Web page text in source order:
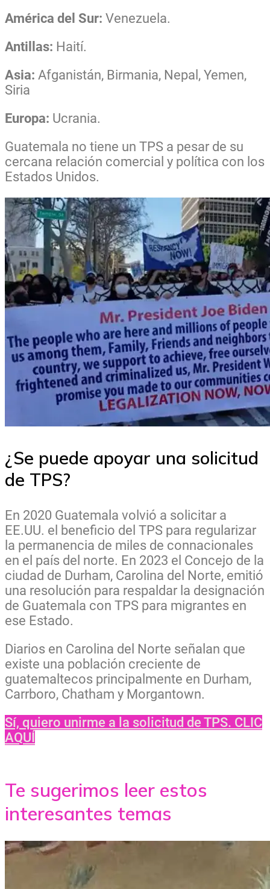
América del Sur: Venezuela.
Antillas: Haití.
Asia: Afganistán, Birmania, Nepal, Yemen,
Siria
Europa: Ucrania.
Guatemala no tiene un TPS a pesar de su
cercana relación comercial y política con los
Estados Unidos.
¿Se puede apoyar una solicitud
de TPS?
En 2020 Guatemala volvió a solicitar a
EE.UU. el beneficio del TPS para regularizar
la permanencia de miles de connacionales
en el país del norte. En 2023 el Concejo de la
ciudad de Durham, Carolina del Norte, emitió
una resolución para respaldar la designación
de Guatemala con TPS para migrantes en
ese Estado.
Diarios en Carolina del Norte señalan que
existe una población creciente de
guatemaltecos principalmente en Durham,
Carrboro, Chatham y Morgantown.
Sí, quiero unirme a la solicitud de TPS. CLIC
AQUÍ
Te sugerimos leer estos
interesantes temas